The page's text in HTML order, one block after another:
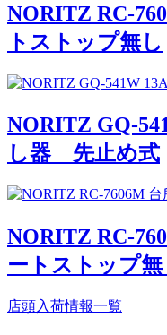
NORITZ RC-
トストップ無し
NORITZ GQ-
し器 先止め式
NORITZ RC-
ートストップ無
店頭入荷情報一覧